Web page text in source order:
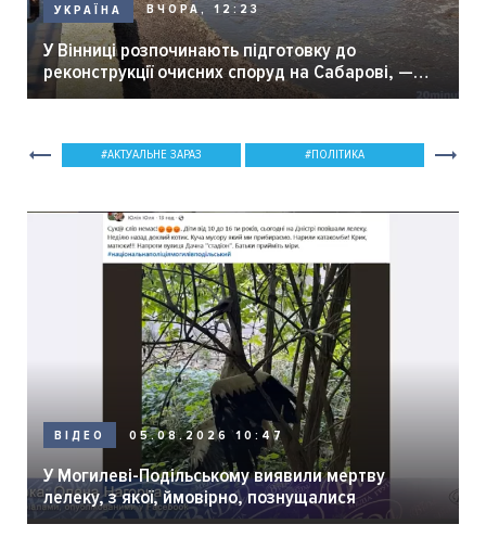
УКРАЇНА ВЧОРА, 12:23
У Вінниці розпочинають підготовку до
реконструкції очисних споруд на Сабарові, —
мер Вінниці.
АКТУАЛЬНЕ ЗАРАЗ ПОЛІТИКА
ВІДЕО 05.08.2026 10:47
У Могилеві-Подільському виявили мертву
лелеку, з якої, ймовірно, познущалися